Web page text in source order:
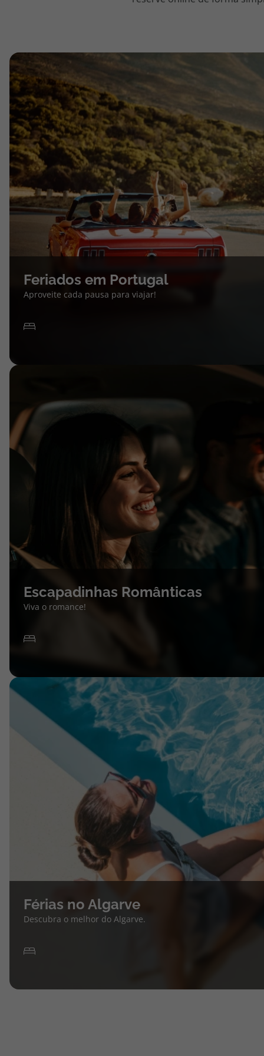
topatlantico@topatlantico.com
Feriados em Portugal
Aproveite cada pausa para viajar!
Escapadinhas Românticas
Viva o romance!
Férias no Algarve
Descubra o melhor do Algarve.